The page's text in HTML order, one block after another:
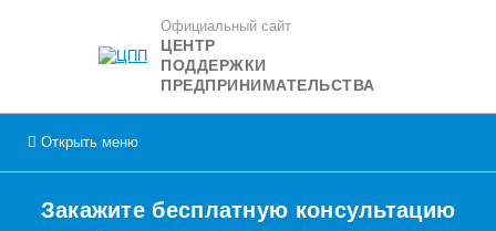
Официальный сайт
ЦЕНТР
ПОДДЕРЖКИ
ПРЕДПРИНИМАТЕЛЬСТВА
Открыть меню
Закажите бесплатную консультацию